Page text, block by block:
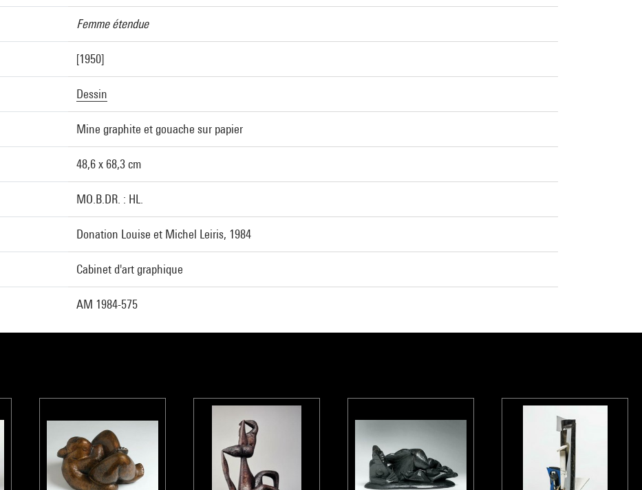
Femme étendue
[1950]
Dessin
Mine graphite et gouache sur papier
48,6 x 68,3 cm
MO.B.DR. : HL.
Donation Louise et Michel Leiris, 1984
Cabinet d'art graphique
AM 1984-575